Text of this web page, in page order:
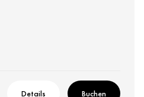
Details Buchen